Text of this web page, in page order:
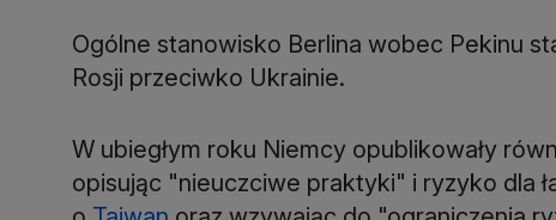
Ogólne stanowisko Berlina wobec Pekinu
Rosji przeciwko Ukrainie.
W ubiegłym roku Niemcy opublikowały
opisując "nieuczciwe praktyki" i ryzyko dla